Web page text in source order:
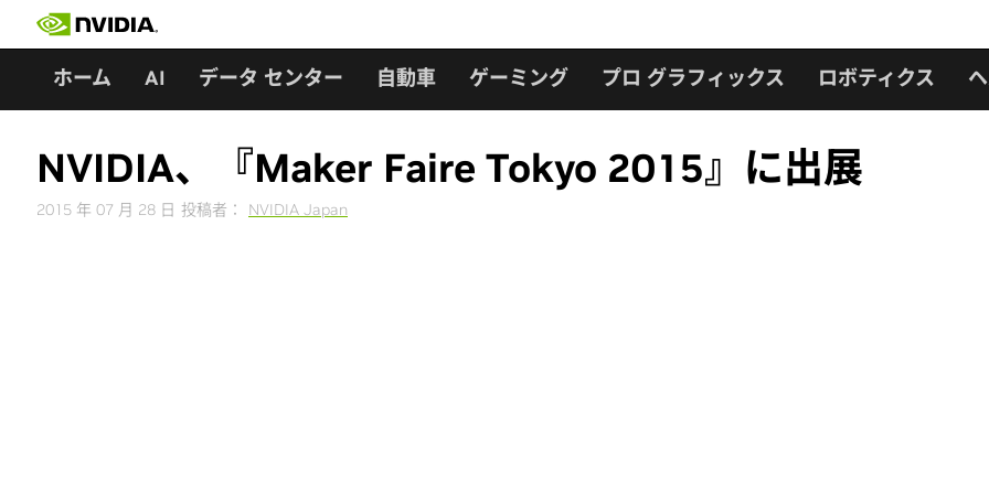
ホーム AI データ センター 自動車 ゲーミング プロ グラフィックス ロボティクス
NVIDIA、『Maker Faire Tokyo 2015』に出展
2015 年 07 月 28 日 投稿者： NVIDIA Japan